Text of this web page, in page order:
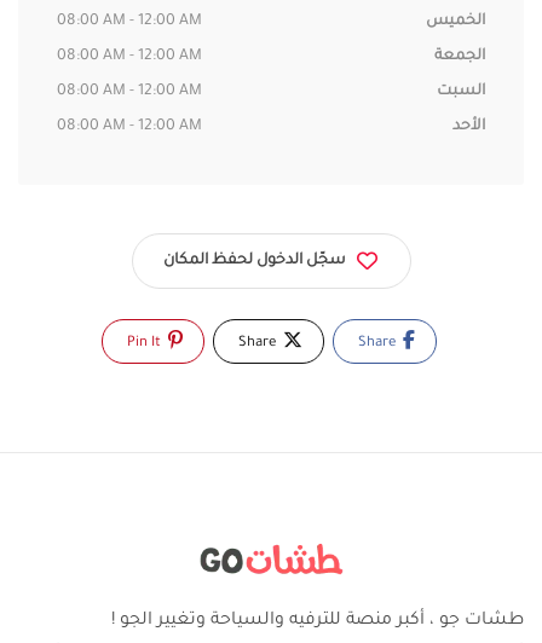
الخميس 08:00 AM - 12:00 AM
الجمعة 08:00 AM - 12:00 AM
السبت 08:00 AM - 12:00 AM
الأحد 08:00 AM - 12:00 AM
سجّل الدخول لحفظ المكان
طشات جو ، أكبر منصة للترفيه والسياحة وتغيير الجو !